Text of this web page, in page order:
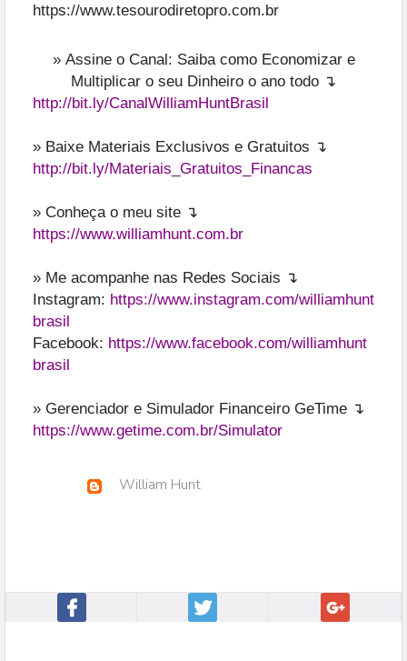
https://www.tesourodiretopro.com.br
» Assine o Canal: Saiba como Economizar e
Multiplicar o seu Dinheiro o ano todo ↴
http://bit.ly/CanalWilliamHuntBrasil
» Baixe Materiais Exclusivos e Gratuitos ↴
http://bit.ly/Materiais_Gratuitos_Financas
» Conheça o meu site ↴
https://www.williamhunt.com.br
» Me acompanhe nas Redes Sociais ↴
Instagram: https://www.instagram.com/williamhunt
brasil
Facebook: https://www.facebook.com/williamhunt
brasil
» Gerenciador e Simulador Financeiro GeTime ↴
https://www.getime.com.br/Simulator
William Hunt